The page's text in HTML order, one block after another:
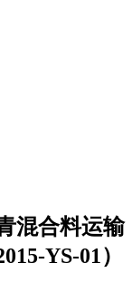
混合料运输
YS-01）